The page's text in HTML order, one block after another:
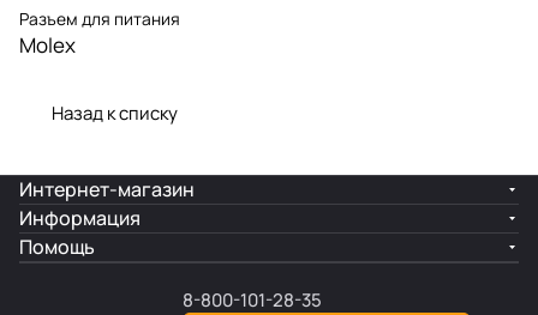
Разъем для питания
Molex
Назад к списку
Интернет-магазин
Информация
Помощь
8-800-101-28-35